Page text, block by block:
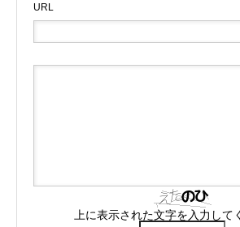
URL
上に表示された文字を入力して